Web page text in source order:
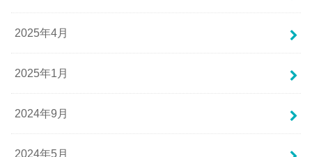
2025年4月
2025年1月
2024年9月
2024年5月